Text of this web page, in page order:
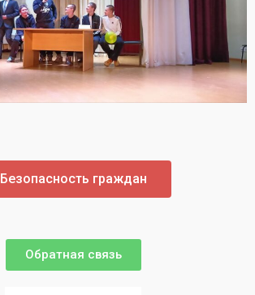
Безопасность граждан
Обратная связь